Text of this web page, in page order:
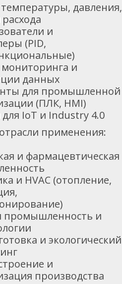
давления,
и
(PID,
и
данных
для промышленной
(ПЛК, HMI)
IoT и Industry 4.0
применения:
и фармацевтическая
и HVAC (отопление,
промышленность и
и экологический
и
производства